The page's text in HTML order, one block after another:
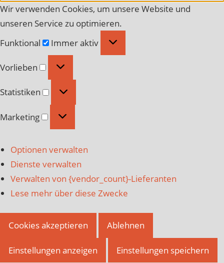
Wir verwenden Cookies, um unsere Website und
unseren Service zu optimieren.
Funktional
Funktional
Immer aktiv
Vorlieben Vorlieben
Statistiken Statistiken
Marketing Marketing
Optionen verwalten
Dienste verwalten
Verwalten von {vendor_count}-Lieferanten
Lese mehr über diese Zwecke
Cookies akzeptieren Ablehnen
Einstellungen anzeigen
Einstellungen speichern